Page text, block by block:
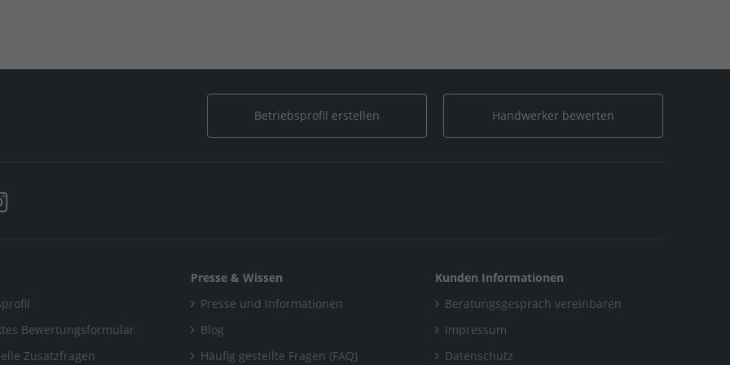
Betriebsprofil erstellen Handwerker bewerten
Bewertungsformular
Zusatzfragen
Presse & Wissen
Presse und Informationen
Blog
Häufig gestellte Fragen (FAQ)
Kunden Informationen
Beratungsgespräch vereinbaren
Impressum
Datenschutz